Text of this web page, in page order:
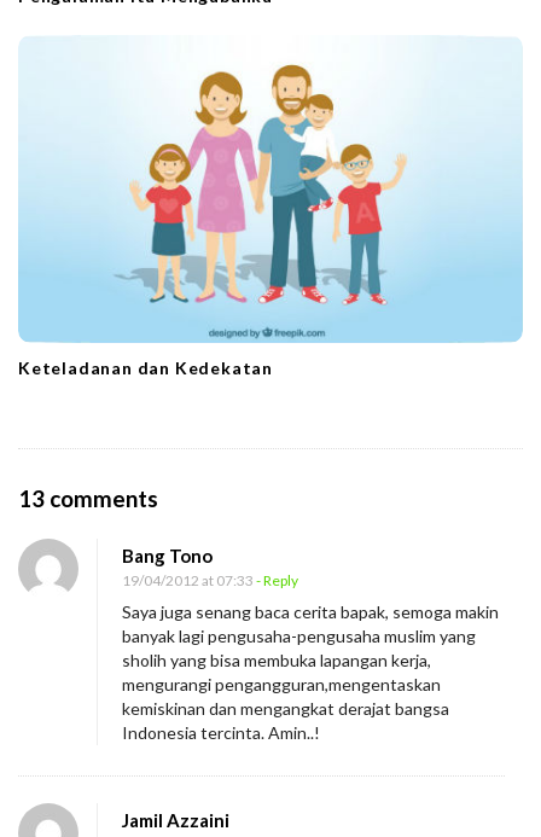
Keteladanan dan Kedekatan
13 comments
I
k
a
n
d
Z
Bang Tono
19/04/2012 at 07:33 - Reply
Saya juga senang baca cerita bapak, semoga makin
banyak lagi pengusaha-pengusaha muslim yang
sholih yang bisa membuka lapangan kerja,
mengurangi pengangguran,mengentaskan
kemiskinan dan mengangkat derajat bangsa
Indonesia tercinta. Amin..!
Jamil Azzaini